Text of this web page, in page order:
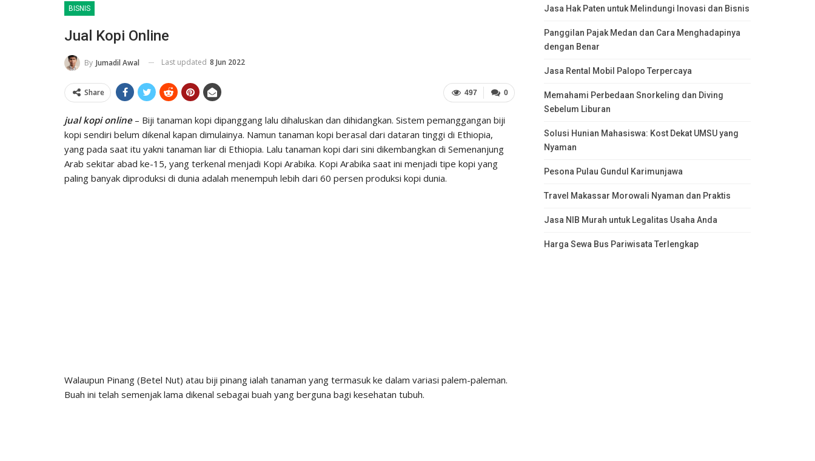
BISNIS
Jual Kopi Online
By Jumadil Awal Last updated 8 Jun 2022
0
497
Share
jual kopi online– Biji tanaman kopi dipanggang lalu dihaluskan dan dihidangkan. Sistem pemanggangan biji
kopi sendiri belum dikenal kapan dimulainya. Namun tanaman kopi berasal dari dataran tinggi di Ethiopia,
yang pada saat itu yakni tanaman liar di Ethiopia. Lalu tanaman kopi dari sini dikembangkan di Semenanjung
Arab sekitar abad ke-15, yang terkenal menjadi Kopi Arabika. Kopi Arabika saat ini menjadi tipe kopi yang
paling banyak diproduksi di dunia adalah menempuh lebih dari 60 persen produksi kopi dunia.
Walaupun Pinang (Betel Nut) atau biji pinang ialah tanaman yang termasuk ke dalam variasi palem-paleman.
Buah ini telah semenjak lama dikenal sebagai buah yang berguna bagi kesehatan tubuh.
Jasa Hak Paten untuk Melindungi Inovasi dan Bisnis
Panggilan Pajak Medan dan Cara Menghadapinya
dengan Benar
Jasa Rental Mobil Palopo Terpercaya
Memahami Perbedaan Snorkeling dan Diving
Sebelum Liburan
Solusi Hunian Mahasiswa: Kost Dekat UMSU yang
Nyaman
Pesona Pulau Gundul Karimunjawa
Travel Makassar Morowali Nyaman dan Praktis
Jasa NIB Murah untuk Legalitas Usaha Anda
Harga Sewa Bus Pariwisata Terlengkap